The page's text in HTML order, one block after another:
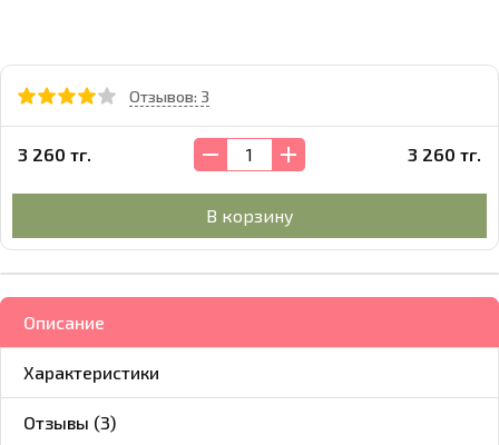
Отзывов: 3
3 260 тг. 3 260 тг.
В корзину
Описание
Характеристики
Отзывы (3)